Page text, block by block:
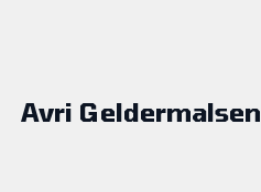
Avri Geldermalsen